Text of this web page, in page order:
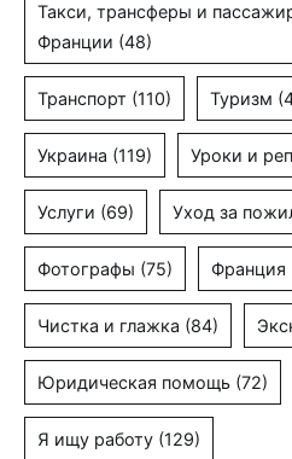
Такси, трансферы и
Франции (48)
Транспорт (110) Туризм
Украина (119) Уроки и
Услуги (69) Уход за
Фотографы (75) Франция
Чистка и глажка (84)
Юридическая помощь (72)
Я ищу работу (129)